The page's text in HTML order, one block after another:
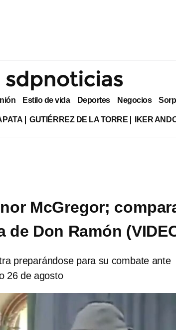
Estilo de vida Deportes Negocios
GUTIÉRREZ DE LA TORRE IKER
McGregor;
de Don Ramón
preparándose para su combate ante
26 de agosto